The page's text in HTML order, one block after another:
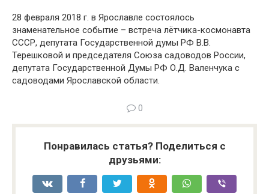
28 февраля 2018 г. в Ярославле состоялось
знаменательное событие – встреча лётчика-космонавта
СССР, депутата Государственной думы РФ В.В.
Терешковой и председателя Союза садоводов России,
депутата Государственной Думы РФ О.Д. Валенчука с
садоводами Ярославской области.
0
Понравилась статья? Поделиться с
друзьями: